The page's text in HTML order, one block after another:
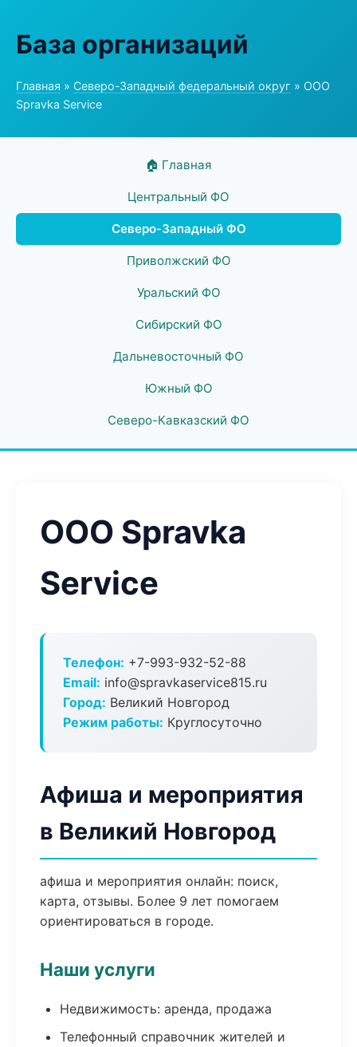
База организаций
Главная » Северо-Западный федеральный округ » ООО
Spravka Service
🏠 Главная
Центральный ФО
Северо-Западный ФО
Приволжский ФО
Уральский ФО
Сибирский ФО
Дальневосточный ФО
Южный ФО
Северо-Кавказский ФО
ООО Spravka
Service
Телефон: +7-993-932-52-88
Email: info@spravkaservice815.ru
Город: Великий Новгород
Режим работы: Круглосуточно
Афиша и мероприятия
в Великий Новгород
афиша и мероприятия онлайн: поиск,
карта, отзывы. Более 9 лет помогаем
ориентироваться в городе.
Наши услуги
Недвижимость: аренда, продажа
Телефонный справочник жителей и